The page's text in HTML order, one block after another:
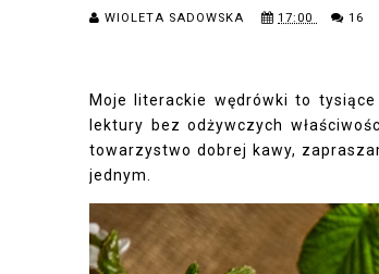
WIOLETA SADOWSKA 17:00 16
Moje literackie wędrówki to
lektury bez odżywczych
towarzystwo dobrej kawy,
jednym.